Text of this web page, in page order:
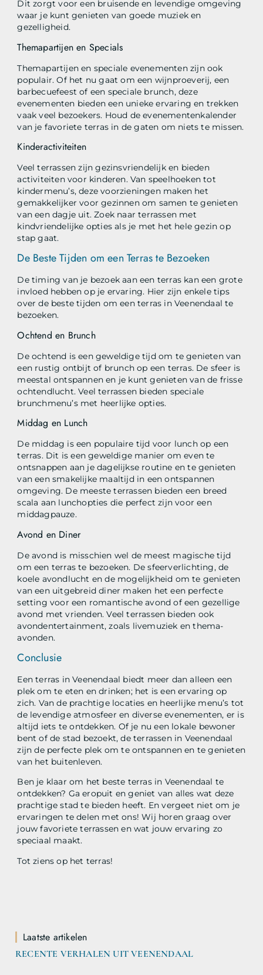
Dit zorgt voor een bruisende en levendige omgeving
waar je kunt genieten van goede muziek en
gezelligheid.
Themapartijen en Specials
Themapartijen en speciale evenementen zijn ook
populair. Of het nu gaat om een wijnproeverij, een
barbecuefeest of een speciale brunch, deze
evenementen bieden een unieke ervaring en trekken
vaak veel bezoekers. Houd de evenementenkalender
van je favoriete terras in de gaten om niets te missen.
Kinderactiviteiten
Veel terrassen zijn gezinsvriendelijk en bieden
activiteiten voor kinderen. Van speelhoeken tot
kindermenu’s, deze voorzieningen maken het
gemakkelijker voor gezinnen om samen te genieten
van een dagje uit. Zoek naar terrassen met
kindvriendelijke opties als je met het hele gezin op
stap gaat.
De Beste Tijden om een Terras te Bezoeken
De timing van je bezoek aan een terras kan een grote
invloed hebben op je ervaring. Hier zijn enkele tips
over de beste tijden om een terras in Veenendaal te
bezoeken.
Ochtend en Brunch
De ochtend is een geweldige tijd om te genieten van
een rustig ontbijt of brunch op een terras. De sfeer is
meestal ontspannen en je kunt genieten van de frisse
ochtendlucht. Veel terrassen bieden speciale
brunchmenu’s met heerlijke opties.
Middag en Lunch
De middag is een populaire tijd voor lunch op een
terras. Dit is een geweldige manier om even te
ontsnappen aan je dagelijkse routine en te genieten
van een smakelijke maaltijd in een ontspannen
omgeving. De meeste terrassen bieden een breed
scala aan lunchopties die perfect zijn voor een
middagpauze.
Avond en Diner
De avond is misschien wel de meest magische tijd
om een terras te bezoeken. De sfeerverlichting, de
koele avondlucht en de mogelijkheid om te genieten
van een uitgebreid diner maken het een perfecte
setting voor een romantische avond of een gezellige
avond met vrienden. Veel terrassen bieden ook
avondentertainment, zoals livemuziek en thema-
avonden.
Conclusie
Een terras in Veenendaal biedt meer dan alleen een
plek om te eten en drinken; het is een ervaring op
zich. Van de prachtige locaties en heerlijke menu’s tot
de levendige atmosfeer en diverse evenementen, er is
altijd iets te ontdekken. Of je nu een lokale bewoner
bent of de stad bezoekt, de terrassen in Veenendaal
zijn de perfecte plek om te ontspannen en te genieten
van het buitenleven.
Ben je klaar om het beste terras in Veenendaal te
ontdekken? Ga eropuit en geniet van alles wat deze
prachtige stad te bieden heeft. En vergeet niet om je
ervaringen te delen met ons! Wij horen graag over
jouw favoriete terrassen en wat jouw ervaring zo
speciaal maakt.
Tot ziens op het terras!
Laatste artikelen
RECENTE VERHALEN UIT VEENENDAAL